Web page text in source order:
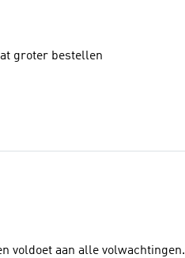
groter bestellen
op de loopband in de sportschool. De schoen voldoet aan alle volwachtingen.